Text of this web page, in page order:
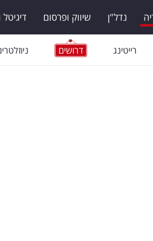
נדל"ן שיווק ופרסום
רייטינג דרושים